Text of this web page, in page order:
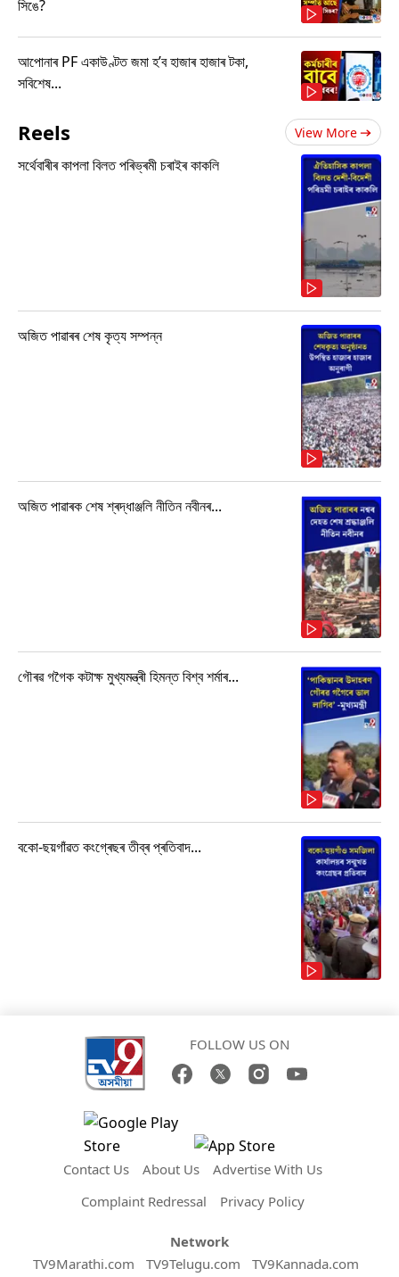
সিঙে?
আপোনাৰ PF একাউণ্টত জমা হ’ব হাজাৰ হাজাৰ টকা,
সবিশেষ...
Reels View More
সৰ্থেবাৰীৰ কাপলা বিলত পৰিভ্ৰমী চৰাইৰ কাকলি
অজিত পাৱাৰৰ শেষ কৃত্য সম্পন্ন
অজিত পাৱাৰক শেষ শ্ৰদ্ধাঞ্জলি নীতিন নবীনৰ...
গৌৰৱ গগৈক কটাক্ষ মুখ্যমন্ত্ৰী হিমন্ত বিশ্ব শৰ্মাৰ...
বকো-ছয়গাঁৱত কংগ্ৰেছৰ তীব্ৰ প্ৰতিবাদ...
FOLLOW US ON
Contact Us About Us
Advertise With Us
Complaint Redressal
Privacy Policy
Network
TV9Marathi.com
TV9Telugu.com TV9Kannada.com